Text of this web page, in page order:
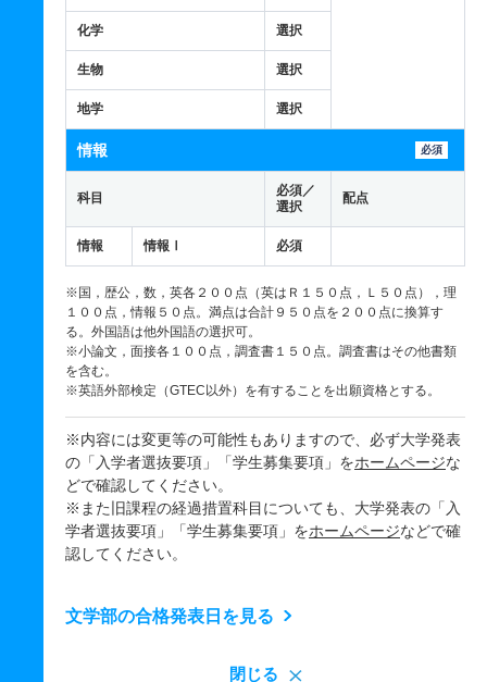
化学 選択
生物 選択
地学 選択
情報 必須
科目
必須／
選択
配点
情報 情報Ⅰ 必須
※国，歴公，数，英各２００点（英はＲ１５０点，Ｌ５０点），理
１００点，情報５０点。満点は合計９５０点を２００点に換算す
る。外国語は他外国語の選択可。
※小論文，面接各１００点，調査書１５０点。調査書はその他書類
を含む。
※英語外部検定（GTEC以外）を有することを出願資格とする。
※内容には変更等の可能性もありますので、必ず大学発表
の「入学者選抜要項」「学生募集要項」をホームページな
どで確認してください。
※また旧課程の経過措置科目についても、大学発表の「入
学者選抜要項」「学生募集要項」をホームページなどで確
認してください。
文学部の合格発表日を見る
閉じる